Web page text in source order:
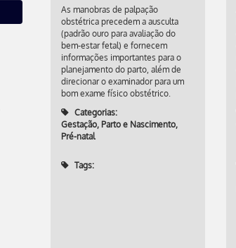
As manobras de palpação
obstétrica precedem a ausculta
(padrão ouro para avaliação do
bem-estar fetal) e fornecem
informações importantes para o
planejamento do parto, além de
direcionar o examinador para um
bom exame físico obstétrico.
Categorias:
Gestação, Parto e Nascimento,
Pré-natal
Tags: